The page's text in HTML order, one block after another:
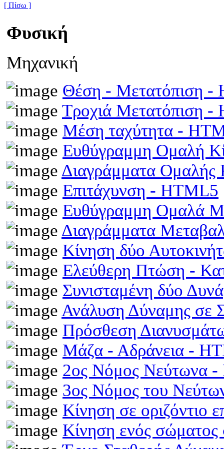
[ Πίσω ]
Φυσική
Μηχανική
Θέση - Μετατόπιση -
Τροχιά Μετατόπιση -
Μέση ταχύτητα -
Ευθύγραμμη Ομαλή
Διαγράμματα
Επιτάχυνση - HTML5
Ευθύγραμμη Ομαλά
Διαγράμματα
Κίνηση δύο
Ελεύθερη Πτώση -
Συνισταμένη δύο
Ανάλυση Δύναμης σε
Πρόσθεση
Μάζα - Αδράνεια -
2ος Νόμος Νεύτωνα
3ος Νόμος του
Κίνηση σε οριζόντιο
Κίνηση ενός